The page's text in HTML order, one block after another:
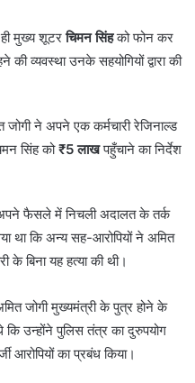
ही मुख्य शूटरचिमन सिंहको फोन कर
व्यवस्था उनके सहयोगियों द्वारा की
जोगी ने अपने एक कर्मचारी रेजिनाल्ड
सिंह को₹5 लाखपहुँचाने का निर्देश
फैसले में निचली अदालत के तर्क
था कि अन्य सह-आरोपियों ने अमित
बिना यह हत्या की थी।
जोगी मुख्यमंत्री के पुत्र होने के
कि उन्होंने पुलिस तंत्र का दुरुपयोग
आरोपियों का प्रबंध किया।